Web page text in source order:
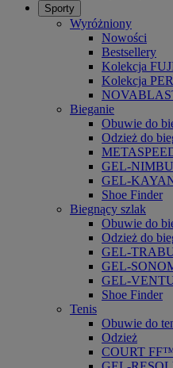
Sporty
Wyróżniony
Nowości
Bestsellery
Kolekcja
Kolekcja
Bieganie
Obuwie do
Odzież do
GEL-
GEL-
Shoe Finder
Biegnący szlak
Obuwie do
Odzież do
GEL-
GEL-
GEL-
Shoe Finder
Tenis
Obuwie do
Odzież
COURT